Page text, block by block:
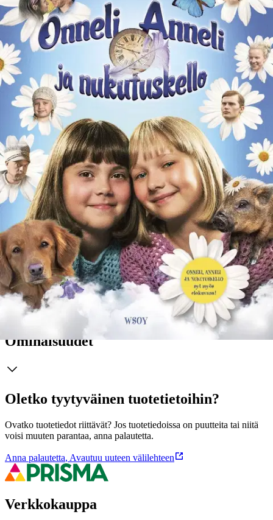
Ei saatavilla
Tuotekuvaus
Lapsilla valta jos olis vaan, hauskaa olis kerrassaan! Onnelin ja
Annelin fantastinen neljäs osa nyt leffakirjana. Onneli ja Anneli
saavat naapureiltaan Tingelstiinalta ja Tangelstiinalta tehtävän:
tyttöjen on pidettävä huolta heidän hajamielisestä keksijäveljestään
Vekotiituksesta. Onneli ja Anneli tutustuvat Vekotiituksen tilan
ihmeellisiin keksintöihin ja joutuvat suureen seikkailuun, kun tila
uhataan purkaa.Pelastamisoperaatioon tarvitaan tuttuja Ruusukujan
asukkaita - ja jopa vierailu unimaailmaan. Kirjassa on runsas
valokuvaliite upeine leffaotoksineen. Marjatta Kurenniemen
klassikkoteokseen Onneli, Anneli ja nukutuskello (1984) perustuva
elokuva saa ensi-iltansa jouluna 2018. Onneli ja Anneli -elokuvat
ovat olleet huippusuosittuja: kolme aiempaa elokuvaa ovat keränneet
yhteensä yli 617 000 katsojaa. Kirjailija Marjatta Kurenniemen
(1918-2004) tuotanto on hyvin laaja ja monipuolinen. Hän on
kirjoittanut yli kolmekymmentä satukirjaa sekä suomentanut lukuisia
lastenkirjoja. Onneli ja Anneli -saturomaanit kuuluvat hänen
rakastetuimpiin kirjoihinsa.
Näytä lisää tuotekuvausta
Ominaisuudet
Oletko tyytyväinen tuotetietoihin?
Ovatko tuotetiedot riittävät? Jos tuotetiedoissa on puutteita tai niitä
voisi muuten parantaa, anna palautetta.
Anna palautetta, Avautuu uuteen välilehteen
Verkkokauppa